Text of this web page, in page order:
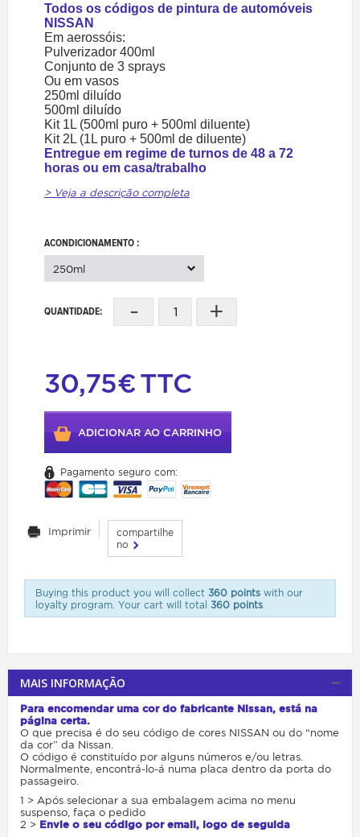
Todos os códigos de pintura de automóveis
NISSAN
Em aerossóis:
Pulverizador 400ml
Conjunto de 3 sprays
Ou em vasos
250ml diluído
500ml diluído
Kit 1L (500ml puro + 500ml diluente)
Kit 2L (1L puro + 500ml de diluente)
Entregue em regime de turnos de 48 a 72
horas ou em casa/trabalho
> Veja a descrição completa
ACONDICIONAMENTO :
250ml
QUANTIDADE: - +
30,75€TTC
ADICIONAR AO CARRINHO
Pagamento seguro com:
Imprimir
compartilhe
no
Buying this product you will collect 360 pointswith our
loyalty program. Your cart will total 360 points.
MAIS INFORMAÇÃO
Para encomendar uma cor do fabricante Nissan, está na
página certa.
O que precisa é do seu código de cores NISSAN ou do “nome
da cor” da Nissan.
O código é constituído por alguns números e/ou letras.
Normalmente, encontrá-lo-á numa placa dentro da porta do
passageiro.
1 > Após selecionar a sua embalagem acima no menu
suspenso, faça o pedido
2 > Envie o seu código por email, logo de seguida